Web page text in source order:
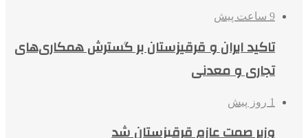
9 ساعت پیش
تاکید ایران و قرقیزستان بر گسترش همکاری‌های
تجاری و معدنی
1 روز پیش
وزیر صمت عازم قرقیزستان شد